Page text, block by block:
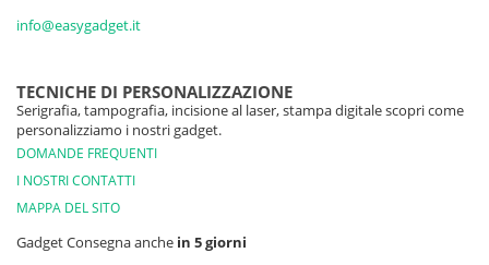
info@easygadget.it
TECNICHE DI PERSONALIZZAZIONE
Serigrafia, tampografia, incisione al laser, stampa digitale scopri come
personalizziamo i nostri gadget.
DOMANDE FREQUENTI
I NOSTRI CONTATTI
MAPPA DEL SITO
Gadget Consegna anche in 5 giorni